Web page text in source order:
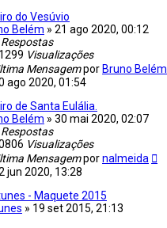
do Vesúvio
Belém » 21 ago 2020, 00:12
Respostas
Visualizações
Mensagempor Bruno Belém
ago 2020, 01:54
de Santa Eulália.
Belém » 30 mai 2020, 02:07
Respostas
Visualizações
Mensagempornalmeida
jun 2020, 13:28
- Maquete 2015
» 19 set 2015, 21:13